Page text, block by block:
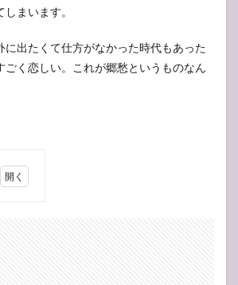
まいます。
に出たくて仕方がなかった時代もあった
ごく恋しい。これが郷愁というものなん